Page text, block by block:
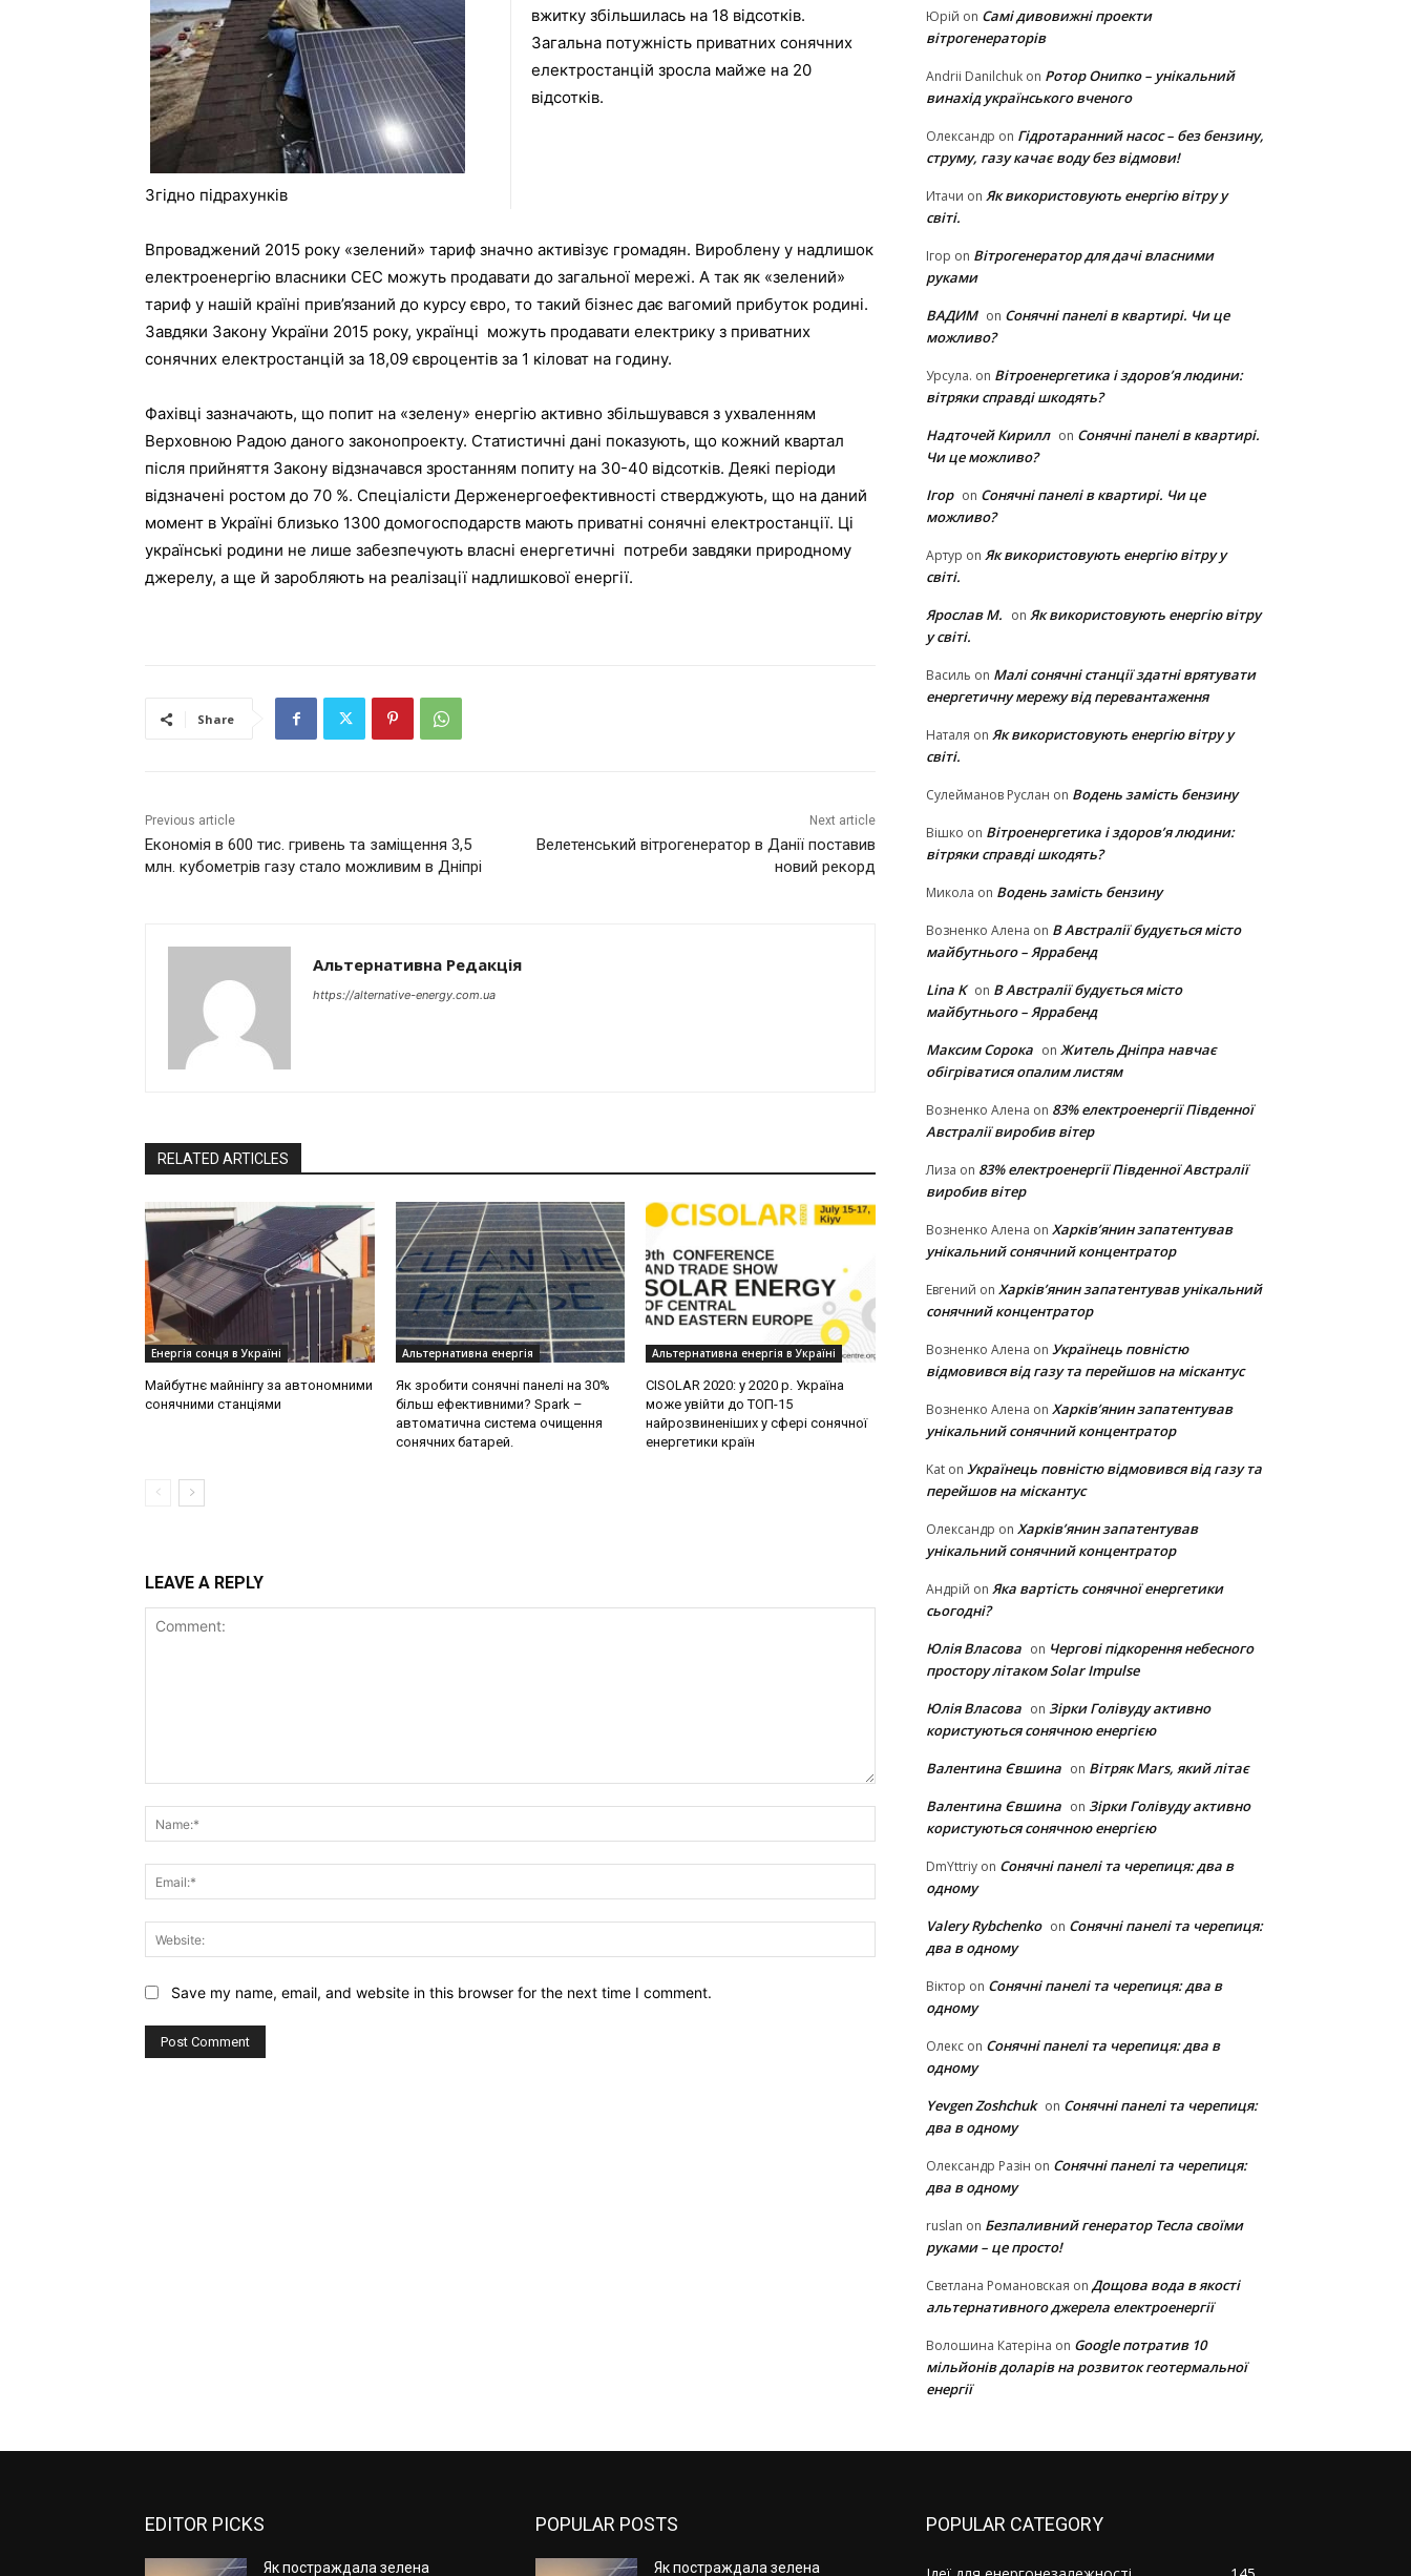
Згідно підрахунків
вжитку збільшилась на 18 відсотків.
Загальна потужність приватних сонячних
електростанцій зросла майже на 20
відсотків.
Впроваджений 2015 року «зелений» тариф значно активізує громадян. Вироблену у надлишок
електроенергію власники СЕС можуть продавати до загальної мережі. А так як «зелений»
тариф у нашій країні прив’язаний до курсу євро, то такий бізнес дає вагомий прибуток родині.
Завдяки Закону України 2015 року, українці можуть продавати електрику з приватних
сонячних електростанцій за 18,09 євроцентів за 1 кіловат на годину.
Фахівці зазначають, що попит на «зелену» енергію активно збільшувався з ухваленням
Верховною Радою даного законопроекту. Статистичні дані показують, що кожний квартал
після прийняття Закону відзначався зростанням попиту на 30-40 відсотків. Деякі періоди
відзначені ростом до 70 %. Спеціалісти Держенергоефективності стверджують, що на даний
момент в Україні близько 1300 домогосподарств мають приватні сонячні електростанції. Ці
українські родини не лише забезпечують власні енергетичні потреби завдяки природному
джерелу, а ще й заробляють на реалізації надлишкової енергії.
Share
Previous article
Економія в 600 тис. гривень та заміщення 3,5
млн. кубометрів газу стало можливим в Дніпрі
Next article
Велетенський вітрогенератор в Данії поставив
новий рекорд
Альтернативна Редакція
https://alternative-energy.com.ua
RELATED ARTICLES
Енергія сонця в Україні
Майбутнє майнінгу за автономними
сонячними станціями
Альтернативна енергія
Як зробити сонячні панелі на 30%
більш ефективними? Spark –
автоматична система очищення
сонячних батарей.
Альтернативна енергія в Україні
CISOLAR 2020: у 2020 р. Україна
може увійти до ТОП-15
найрозвиненіших у сфері сонячної
енергетики країн
LEAVE A REPLY
Website:
Save my name, email, and website in this browser for the next time I comment.
Юрій on Самі дивовижні проекти
вітрогенераторів
Andrii Danilchuk on Ротор Онипко – унікальний
винахід українського вченого
Олександр on Гідротаранний насос – без бензину,
струму, газу качає воду без відмови!
Итачи on Як використовують енергію вітру у
світі.
Ігор on Вітрогенератор для дачі власними
руками
ВАДИМ on Сонячні панелі в квартирі. Чи це
можливо?
Урсула. on Вітроенергетика і здоров’я людини:
вітряки cправді шкодять?
Надточей Кирилл on Сонячні панелі в квартирі.
Чи це можливо?
Ігор on Сонячні панелі в квартирі. Чи це
можливо?
Артур on Як використовують енергію вітру у
світі.
Ярослав М. on Як використовують енергію вітру
у світі.
Василь on Малі сонячні станції здатні врятувати
енергетичну мережу від перевантаження
Наталя on Як використовують енергію вітру у
світі.
Сулейманов Руслан on Водень замість бензину
Вішко on Вітроенергетика і здоров’я людини:
вітряки cправді шкодять?
Микола on Водень замість бензину
Возненко Алена on В Австралії будується місто
майбутнього – Яррабенд
Lina K on В Австралії будується місто
майбутнього – Яррабенд
Максим Сорока on Житель Дніпра навчає
обігріватися опалим листям
Возненко Алена on 83% електроенергії Південної
Австралії виробив вітер
Лиза on 83% електроенергії Південної Австралії
виробив вітер
Возненко Алена on Харків’янин запатентував
унікальний сонячний концентратор
Евгений on Харків’янин запатентував унікальний
сонячний концентратор
Возненко Алена on Українець повністю
відмовився від газу та перейшов на міскантус
Возненко Алена on Харків’янин запатентував
унікальний сонячний концентратор
Kat on Українець повністю відмовився від газу та
перейшов на міскантус
Олександр on Харків’янин запатентував
унікальний сонячний концентратор
Андрій on Яка вартість сонячної енергетики
сьогодні?
Юлія Власова on Чергові підкорення небесного
простору літаком Solar Impulse
Юлія Власова on Зірки Голівуду активно
користуються сонячною енергією
Валентина Євшина on Вітряк Mars, який літає
Валентина Євшина on Зірки Голівуду активно
користуються сонячною енергією
DmYttriy on Сонячні панелі та черепиця: два в
одному
Valery Rybchenko on Сонячні панелі та черепиця:
два в одному
Віктор on Сонячні панелі та черепиця: два в
одному
Олекс on Сонячні панелі та черепиця: два в
одному
Yevgen Zoshchuk on Сонячні панелі та черепиця:
два в одному
Олександр Разін on Сонячні панелі та черепиця:
два в одному
ruslan on Безпаливний генератор Тесла своїми
руками – це просто!
Светлана Романовская on Дощова вода в якості
альтернативного джерела електроенергії
Волошина Катеріна on Google потратив 10
мільйонів доларів на розвиток геотермальної
енергії
EDITOR PICKS
Як постраждала зелена
POPULAR POSTS
Як постраждала зелена
POPULAR CATEGORY